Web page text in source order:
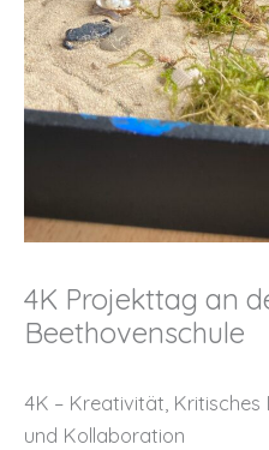
4K Projekttag an
Beethovenschule
4K – Kreativität, Kritisches
und Kollaboration